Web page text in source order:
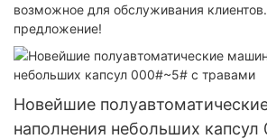
возможное для обслуживания
предложение!
Новейшие
наполнения небольших капсул